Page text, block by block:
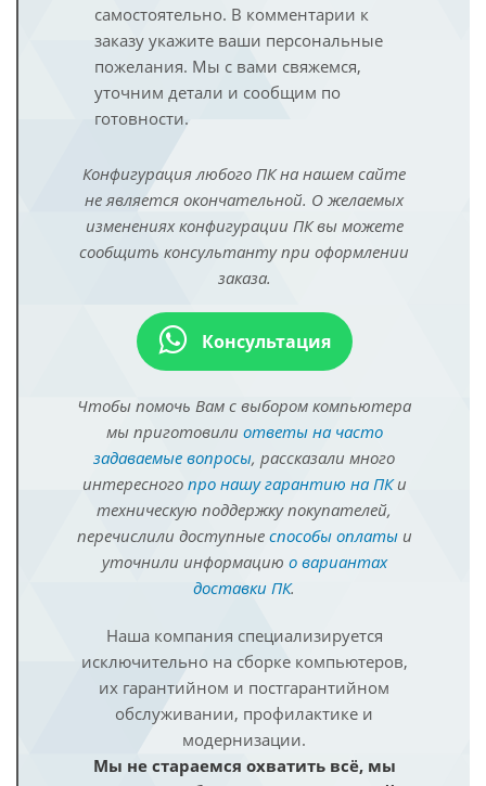
самостоятельно. В комментарии к
заказу укажите ваши персональные
пожелания. Мы с вами свяжемся,
уточним детали и сообщим по
готовности.
Конфигурация любого ПК на нашем сайте
не является окончательной. О желаемых
изменениях конфигурации ПК вы можете
сообщить консультанту при оформлении
заказа.
Консультация
Чтобы помочь Вам с выбором компьютера
мы приготовили ответы на часто
задаваемые вопросы, рассказали много
интересного про нашу гарантию на ПКи
техническую поддержку покупателей,
перечислили доступные способы оплатыи
уточнили информацию о вариантах
доставки ПК.
Наша компания специализируется
исключительно на сборке компьютеров,
их гарантийном и постгарантийном
обслуживании, профилактике и
модернизации.
Мы не стараемся охватить всё, мы